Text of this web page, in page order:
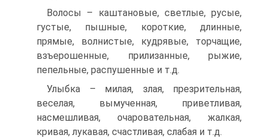
Волосы – каштановые, светлые, русые,
густые, пышные, короткие, длинные,
прямые, волнистые, кудрявые, торчащие,
взъерошенные, прилизанные, рыжие,
пепельные, распушенные и т.д.
Улыбка – милая, злая, презрительная,
веселая, вымученная, приветливая,
насмешливая, очаровательная, жалкая,
кривая, лукавая, счастливая, слабая и т.д.